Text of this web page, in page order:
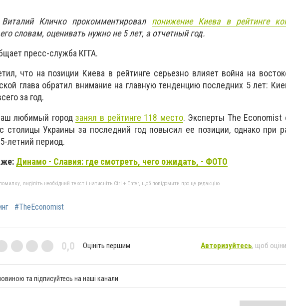
Кличко прокомментировал понижение Киева в рейтинге
словам, оценивать нужно не 5 лет, а отчетный год.
пресс-служба КГГА.
что на позиции Киева в рейтинге серьезно влияет война на
глава обратил внимание на главную тенденцию последних 5 лет:
за год.
любимый городзанял в рейтинге 118 место. Эксперты The Economist
столицы Украины за последний год повысил ее позиции, однако при
летний период.
Динамо - Славия: где смотреть, чего ожидать, - ФОТО
виділіть необхідний текст і натисніть Ctrl + Enter, щоб повідомити про це редакцію
#TheEconomist
0,0 Оцініть першим Авторизуйтесь, щоб
та підписуйтесь на наші канали